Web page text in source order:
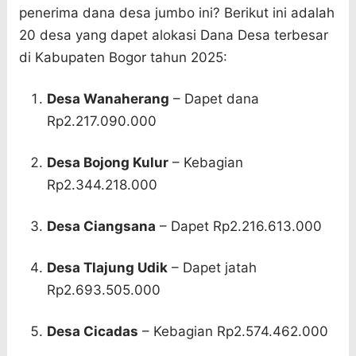
penerima dana desa jumbo ini? Berikut ini adalah
20 desa yang dapet alokasi Dana Desa terbesar
di Kabupaten Bogor tahun 2025:
Desa Wanaherang – Dapet dana
Rp2.217.090.000
Desa Bojong Kulur– Kebagian
Rp2.344.218.000
Desa Ciangsana – Dapet Rp2.216.613.000
Desa Tlajung Udik– Dapet jatah
Rp2.693.505.000
Desa Cicadas – Kebagian Rp2.574.462.000